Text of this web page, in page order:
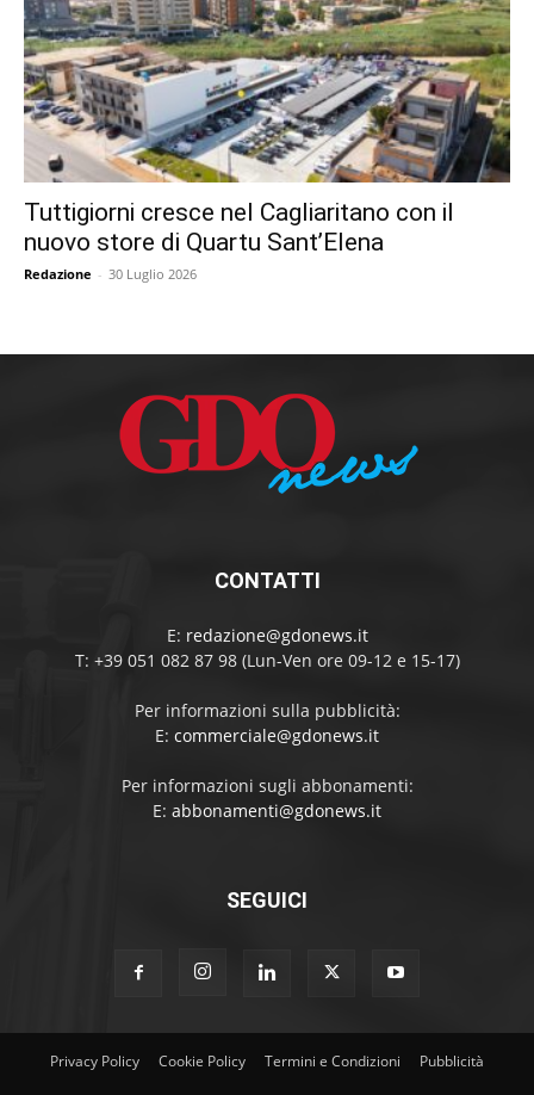
Tuttigiorni cresce nel Cagliaritano con il
nuovo store di Quartu Sant’Elena
Redazione - 30 Luglio 2026
CONTATTI
E: redazione@gdonews.it
T: +39 051 082 87 98 (Lun-Ven ore 09-12 e 15-17)
Per informazioni sulla pubblicità:
E: commerciale@gdonews.it
Per informazioni sugli abbonamenti:
E: abbonamenti@gdonews.it
SEGUICI
Privacy Policy Cookie Policy Termini e Condizioni Pubblicità